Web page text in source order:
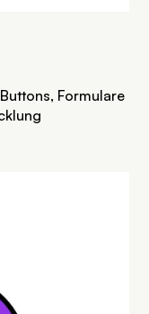
Formulare